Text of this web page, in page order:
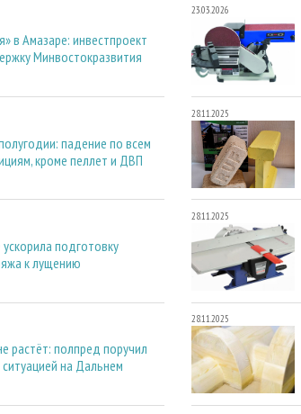
в Амазаре: инвестпроект
Минвостокразвития
падение по всем
кроме пеллет и ДВП
подготовку
к лущению
растёт: полпред поручил
на Дальнем
23.03.2026
28.11.2025
28.11.2025
28.11.2025